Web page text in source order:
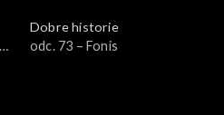
Dobre historie
odc. 73 – Fonis